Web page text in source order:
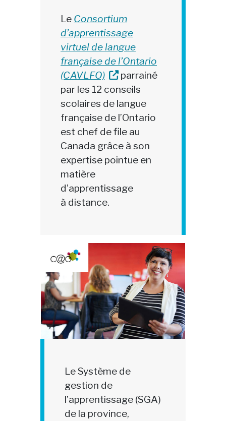
Le Consortium
d’apprentissage
virtuel de langue
française de l’Ontario
(CAVLFO)
parrainé
par les 12 conseils
scolaires de langue
française de l’Ontario
est chef de file au
Canada grâce à son
expertise pointue en
matière
d’apprentissage
à distance.
Le Système de
gestion de
l’apprentissage (SGA)
de la province,